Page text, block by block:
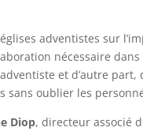
adventistes sur
nécessaire
et d’autre
sans oublier les
Diop, directeur associé